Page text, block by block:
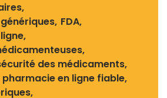
FDA
des médicaments
pharmacie en ligne fiable